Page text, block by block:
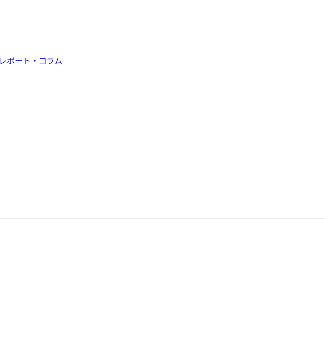
レポート・コラム